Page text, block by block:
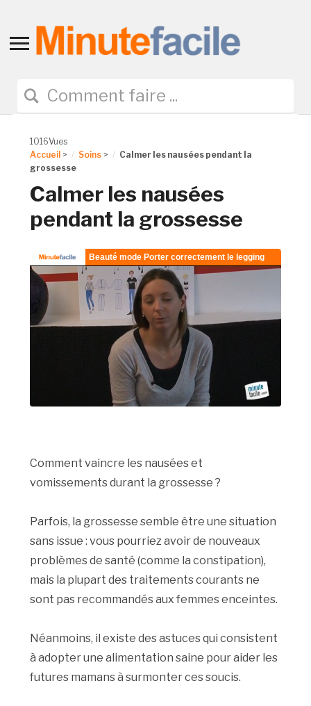
Toggle
navigation
1016Vues
Accueil > Soins >
Calmer les nausées pendant la
grossesse
Calmer les nausées
pendant la grossesse
Comment vaincre les nausées et
vomissements durant la grossesse ?
Parfois, la grossesse semble être une situation
sans issue : vous pourriez avoir de nouveaux
problèmes de santé (comme la constipation),
mais la plupart des traitements courants ne
sont pas recommandés aux femmes enceintes.
Néanmoins, il existe des astuces qui consistent
à adopter une alimentation saine pour aider les
futures mamans à surmonter ces soucis.